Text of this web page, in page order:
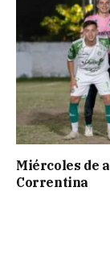
Miércoles de
Correntina